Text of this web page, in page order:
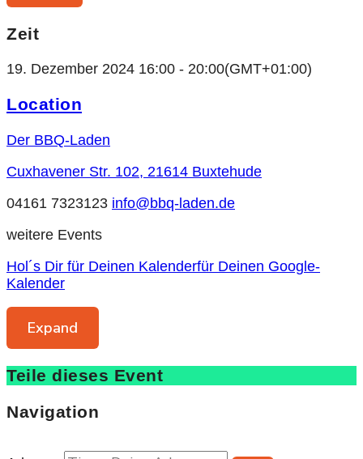
Zeit
19. Dezember 2024 16:00 - 20:00(GMT+01:00)
Location
Der BBQ-Laden
Cuxhavener Str. 102, 21614 Buxtehude
04161 7323123 info@bbq-laden.de
weitere Events
Hol´s Dir für Deinen Kalenderfür Deinen Google-
Kalender
Expand
Teile dieses Event
Navigation